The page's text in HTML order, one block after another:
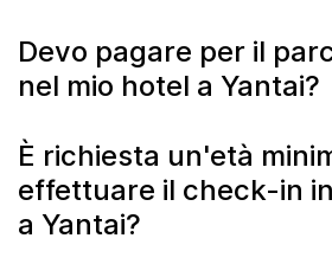
Devo pagare per il
nel mio hotel a Yantai?
È richiesta un'età
effettuare il check-in
a Yantai?